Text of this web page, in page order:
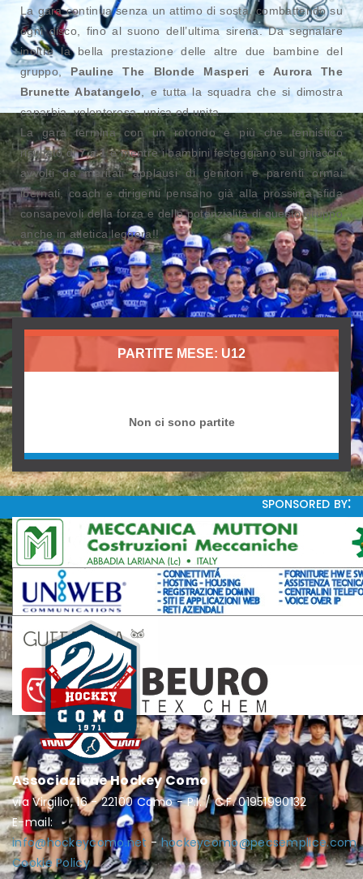
La gara continua senza un attimo di sosta, combattendo su
ogni disco, fino al suono dell’ultima sirena. Da segnalare
inoltre la bella prestazione delle altre due bambine del
gruppo,Pauline The Blonde Masperi e Aurora The
Brunette Abatangelo, e tutta la squadra che si dimostra
caparbia, volenterosa, unica ed unita.
La gara termina con un rotondo e più che tennistico
risultato di7 a 1e mentre i bambini festeggiano sul ghiaccio
avvolti da meritati applausi di genitori e parenti ormai
ibernati, coach e dirigenti pensano già alla prossima sfida
consapevoli della forza e delle potenzialità di questo gruppo
anche in atletica leggera!!
PARTITE MESE: U12
Non ci sono partite
sponsored by:
Associazione Hockey Como
via Virgilio, 16 - 22100 Como - P.I. / C.F. 01951990132
E-mail:
info@hockeycomo.net -hockeycomo@pecsemplice.com
Cookie Policy